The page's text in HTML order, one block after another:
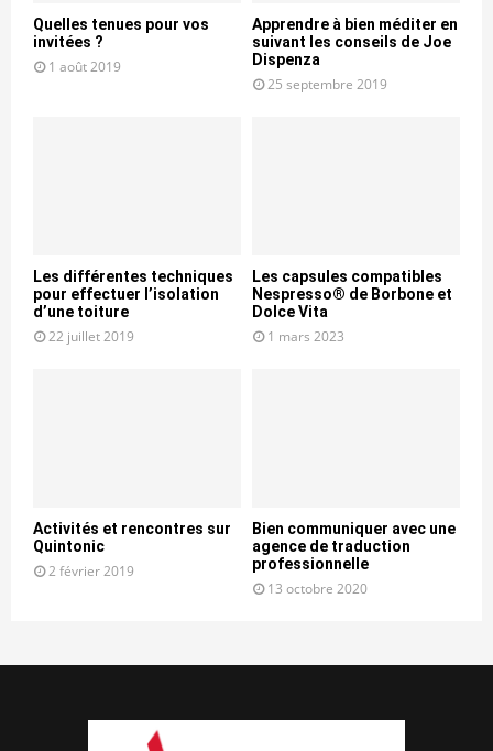
Quelles tenues pour vos
invitées ?
1 août 2019
Apprendre à bien méditer en
suivant les conseils de Joe
Dispenza
25 septembre 2019
Les différentes techniques
pour effectuer l’isolation
d’une toiture
22 juillet 2019
Les capsules compatibles
Nespresso® de Borbone et
Dolce Vita
1 mars 2023
Activités et rencontres sur
Quintonic
2 février 2019
Bien communiquer avec une
agence de traduction
professionnelle
13 octobre 2020